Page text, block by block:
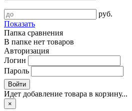
руб.
Показать
Папка сравнения
В папке нет товаров
Авторизация
Логин
Пароль
Войти
Идет добавление товара в корзину...
×